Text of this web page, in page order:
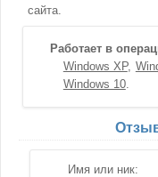
сайта.
Работает в
Windows XP
Windows 10
Имя или ник: